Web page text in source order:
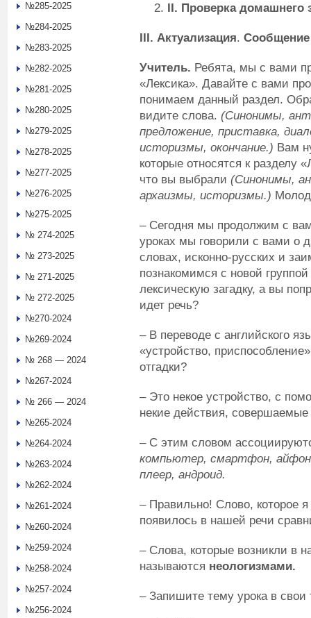
II. Проверка домашнего
III. Актуализация.
Учитель. Ребята, мы с вами
«Лексика». Давайте с вами
понимаем данный раздел.
видите слова. (Синонимы,
предложение, приставка,
историзмы, окончание.) Вам
которые относятся к разделу
что вы выбрали (Синонимы,
архаизмы, историзмы.)
– Сегодня мы продолжим с
уроках мы говорили с вами о
словах, исконно-русских и
познакомимся с новой
лексическую загадку, а вы
идет речь?
– В переводе с английского
«устройство,
отгадки?
– Это некое устройство, с
некие действия,
– С этим словом
компьютер, смартфон,
плеер, андроид.
– Правильно! Слово, которое
появилось в нашей речи
– Слова, которые возникли в
называются неологизмами.
– Запишите тему урока в свои
№285-2025
№284-2025
№283-2025
№282-2025
№281-2025
№280-2025
№279-2025
№278-2025
№277-2025
№276-2025
№275-2025
№ 274-2025
№ 273-2025
№ 271-2025
№ 272-2025
№270-2024
№269-2024
№ 268 — 2024
№267-2024
№ 266 — 2024
№265-2024
№264-2024
№263-2024
№262-2024
№261-2024
№260-2024
№259-2024
№258-2024
№257-2024
№256-2024